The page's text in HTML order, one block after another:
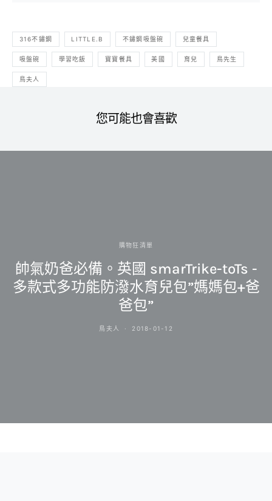
316不鏽鋼 LITTLE.B 不鏽鋼吸盤碗 兒童餐具
吸盤碗 學習吃飯 寶寶餐具 美國 育兒 鳥先生
鳥夫人
您可能也會喜歡
購物狂清單
帥氣奶爸必備。英國 smarTrike-toTs -
多款式多功能防潑水育兒包”媽媽包+爸
爸包”
鳥夫人 2018-01-12